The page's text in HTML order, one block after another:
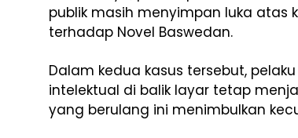
publik masih menyimpan luka atas
terhadap Novel Baswedan.
Dalam kedua kasus tersebut,
intelektual di balik layar tetap
yang berulang ini menimbulkan